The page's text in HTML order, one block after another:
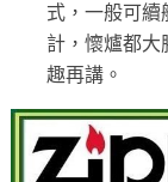
式，一般可續
計，懷爐都大
趣再講。